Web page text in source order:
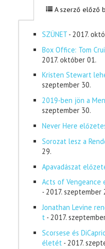
A szerző előző
SZÜNET - 2017.
Box Office: Tom
2017. október 01.
Kristen Stewart
szeptember 30.
2019-ben jön a
szeptember 30.
Never Here
Sorozat lesz a
29.
Apavadászat
Acts of Vengeance
- 2017. szeptember
Jonathan Levine
t - 2017.
Scorsese és
életét - 2017.